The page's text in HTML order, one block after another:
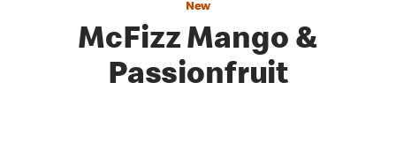
New
McFizz Mango &
Passionfruit